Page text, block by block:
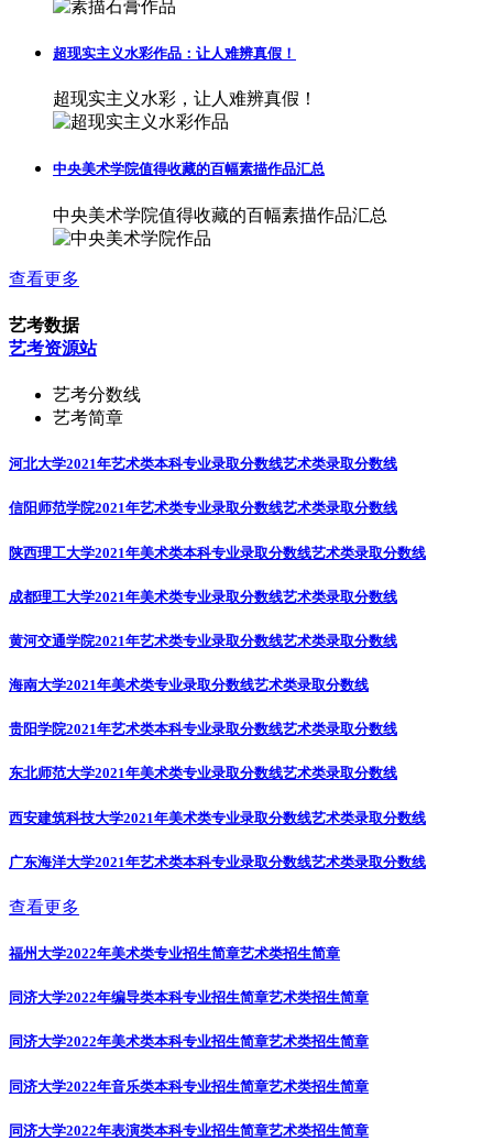
超现实主义水彩作品：让人难辨真假！
超现实主义水彩，让人难辨真假！
中央美术学院值得收藏的百幅素描作品汇总
中央美术学院值得收藏的百幅素描作品汇总
查看更多
艺考数据
艺考资源站
艺考分数线
艺考简章
河北大学2021年艺术类本科专业录取分数线艺术类录取分数线
信阳师范学院2021年艺术类专业录取分数线艺术类录取分数线
陕西理工大学2021年美术类本科专业录取分数线艺术类录取分数线
成都理工大学2021年美术类专业录取分数线艺术类录取分数线
黄河交通学院2021年艺术类专业录取分数线艺术类录取分数线
海南大学2021年美术类专业录取分数线艺术类录取分数线
贵阳学院2021年艺术类本科专业录取分数线艺术类录取分数线
东北师范大学2021年美术类专业录取分数线艺术类录取分数线
西安建筑科技大学2021年美术类专业录取分数线艺术类录取分数线
广东海洋大学2021年艺术类本科专业录取分数线艺术类录取分数线
查看更多
福州大学2022年美术类专业招生简章艺术类招生简章
同济大学2022年编导类本科专业招生简章艺术类招生简章
同济大学2022年美术类本科专业招生简章艺术类招生简章
同济大学2022年音乐类本科专业招生简章艺术类招生简章
同济大学2022年表演类本科专业招生简章艺术类招生简章